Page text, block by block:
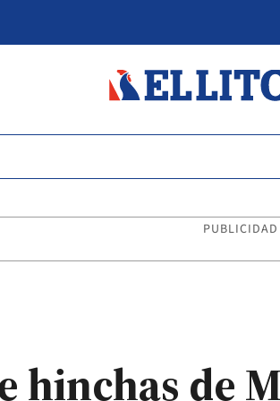
PUBLICIDAD
hinchas de